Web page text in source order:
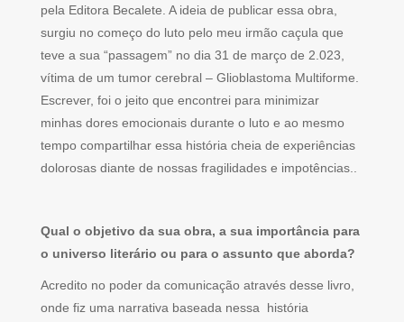
pela Editora Becalete. A ideia de publicar essa obra,
surgiu no começo do luto pelo meu irmão caçula que
teve a sua “passagem” no dia 31 de março de 2.023,
vítima de um tumor cerebral – Glioblastoma Multiforme.
Escrever, foi o jeito que encontrei para minimizar
minhas dores emocionais durante o luto e ao mesmo
tempo compartilhar essa história cheia de experiências
dolorosas diante de nossas fragilidades e impotências..
Qual o objetivo da sua obra, a sua importância para
o universo literário ou para o assunto que aborda?
Acredito no poder da comunicação através desse livro,
onde fiz uma narrativa baseada nessa história